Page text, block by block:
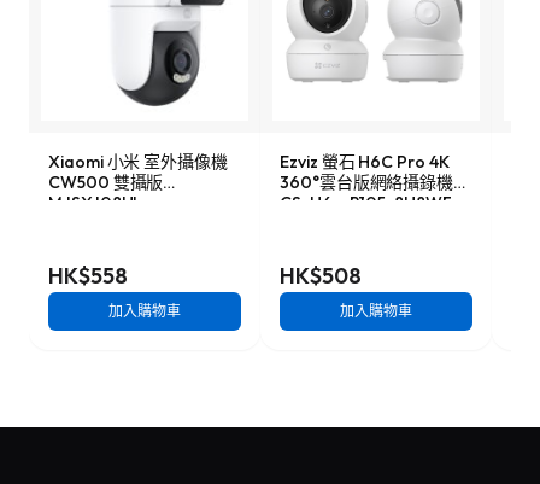
Xiaomi 小米 室外攝像機
CW500 雙攝版
MJSXJ08HL
HK$558
加入購物車
Ezviz 螢石 H6C Pro 4K
360°雲台版網絡攝錄機
CS-H6c-R105-8H8WF
HK$508
加入購物車